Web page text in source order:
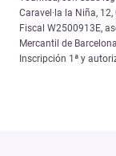
Caravel·la la Niña,
Fiscal W2500913E,
Mercantil de
Inscripción 1ª y